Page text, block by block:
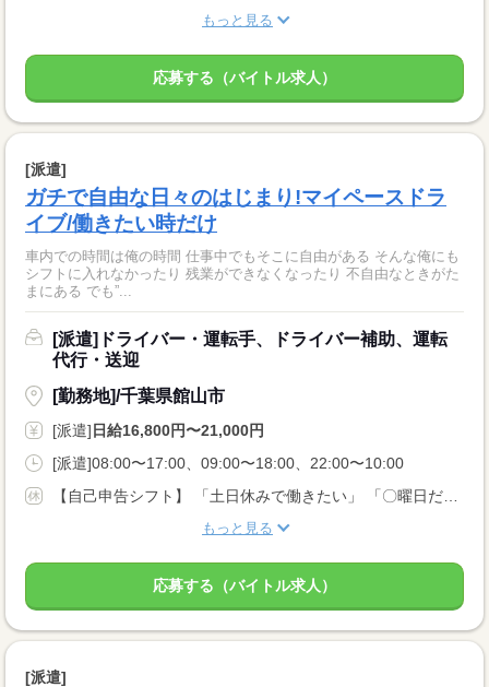
もっと見る
応募する（バイトル求人）
[派遣]
ガチで自由な日々のはじまり!マイペースドラ
イブ/働きたい時だけ
車内での時間は俺の時間 仕事中でもそこに自由がある そんな俺にも
シフトに入れなかったり 残業ができなくなったり 不自由なときがた
まにある でも”...
[派遣]ドライバー・運転手、ドライバー補助、運転
代行・送迎
[勤務地]/千葉県館山市
[派遣] 日給16,800円〜21,000円
[派遣]08:00〜17:00、09:00〜18:00、22:00〜10:00
【自己申告シフト】 「土日休みで働きたい」 「〇曜日だけ働きたい」 働きたい日は事前に選べます。 お休み希望の曜日・時間についても 面談の際に教えてくださいね。 ※こちらは中型以上のお仕事の例です
もっと見る
応募する（バイトル求人）
[派遣]